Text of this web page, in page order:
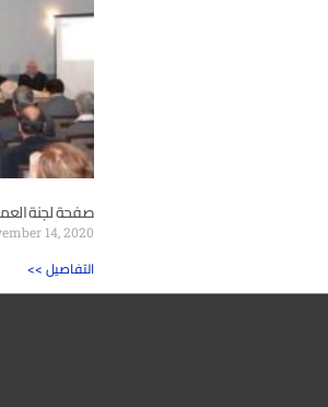
صفحة لجنة
14, 2020
<< التفاصيل